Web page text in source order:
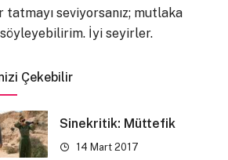
seviyorsanız; mutlaka
İyi seyirler.
Çekebilir
Sinekritik: Müttefik
14 Mart 2017